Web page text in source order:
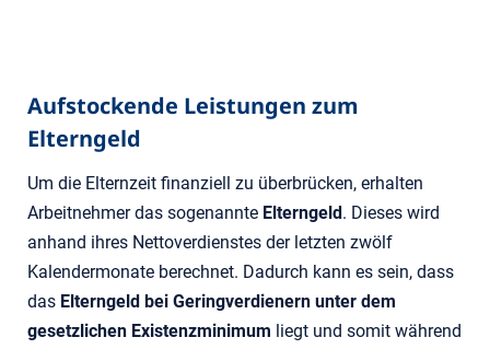
Aufstockende Leistungen zum
Elterngeld
Um die Elternzeit finanziell zu überbrücken, erhalten
Arbeitnehmer das sogenannte Elterngeld . Dieses wird
anhand ihres Nettoverdienstes der letzten zwölf
Kalendermonate berechnet. Dadurch kann es sein, dass
das Elterngeld bei Geringverdienern unter dem
gesetzlichen Existenzminimum liegt und somit während